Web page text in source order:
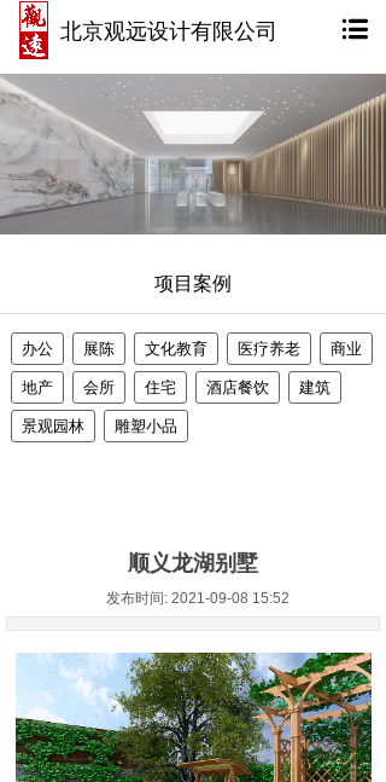
项目案例
办公 展陈 文化教育 医疗养老 商业
地产 会所 住宅 酒店餐饮 建筑
景观园林 雕塑小品
顺义龙湖别墅
发布时间: 2021-09-08 15:52
北京观远设计有限公司